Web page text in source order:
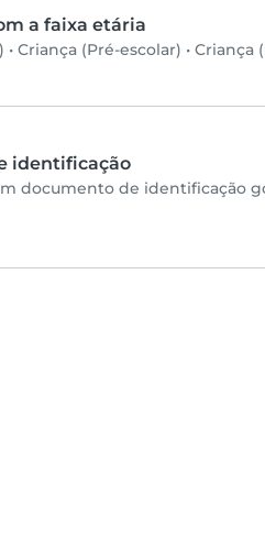
a faixa etária
• Criança (Pré-escolar) • Criança
identificação
documento de identificação